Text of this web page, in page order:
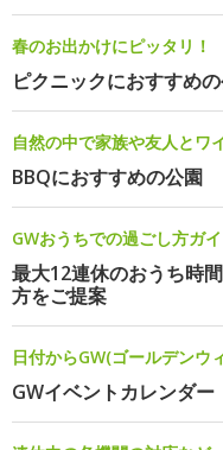
春のお出かけにピッタリ！
ピクニックにおすすめ
自然の中で家族や友人とワ
BBQにおすすめの公園
GWおうちでの過ごし方ガ
最大12連休のおうち時
方をご提案
日付からGW(ゴールデンウ
GWイベントカレンダー